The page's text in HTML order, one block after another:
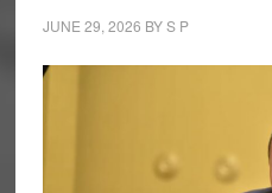
JUNE 29, 2026 BYS P